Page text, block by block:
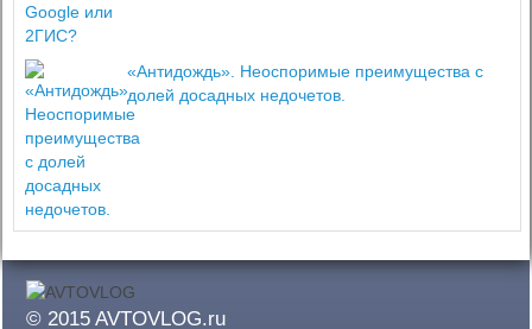
«Антидождь». Неоспоримые преимущества с
долей досадных недочетов.
© 2015 AVTOVLOG.ru